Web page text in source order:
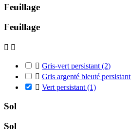
Feuillage
Feuillage
 
 Gris-vert persistant (2)
 Gris argenté bleuté persistant
 Vert persistant (1)
Sol
Sol